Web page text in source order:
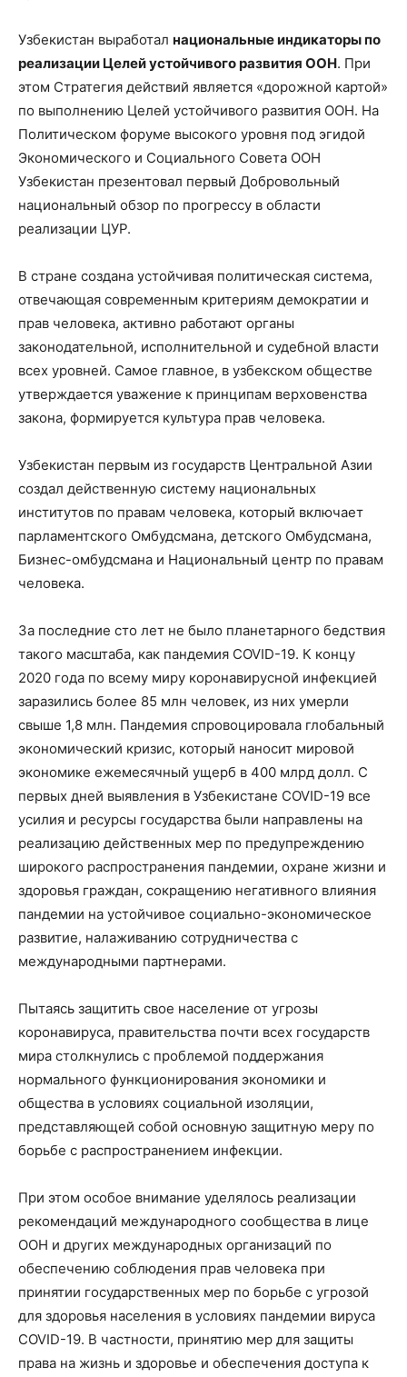
Узбекистан выработал национальные индикаторы по
реализации Целей устойчивого развития ООН. При
этом Стратегия действий является «дорожной картой»
по выполнению Целей устойчивого развития ООН. На
Политическом форуме высокого уровня под эгидой
Экономического и Социального Совета ООН
Узбекистан презентовал первый Добровольный
национальный обзор по прогрессу в области
реализации ЦУР.
В стране создана устойчивая политическая система,
отвечающая современным критериям демократии и
прав человека, активно работают органы
законодательной, исполнительной и судебной власти
всех уровней. Самое главное, в узбекском обществе
утверждается уважение к принципам верховенства
закона, формируется культура прав человека.
Узбекистан первым из государств Центральной Азии
создал действенную систему национальных
институтов по правам человека, который включает
парламентского Омбудсмана, детского Омбудсмана,
Бизнес-омбудсмана и Национальный центр по правам
человека.
За последние сто лет не было планетарного бедствия
такого масштаба, как пандемия COVID-19. К концу
2020 года по всему миру коронавирусной инфекцией
заразились более 85 млн человек, из них умерли
свыше 1,8 млн. Пандемия спровоцировала глобальный
экономический кризис, который наносит мировой
экономике ежемесячный ущерб в 400 млрд долл. С
первых дней выявления в Узбекистане COVID-19 все
усилия и ресурсы государства были направлены на
реализацию действенных мер по предупреждению
широкого распространения пандемии, охране жизни и
здоровья граждан, сокращению негативного влияния
пандемии на устойчивое социально-экономическое
развитие, налаживанию сотрудничества с
международными партнерами.
Пытаясь защитить свое население от угрозы
коронавируса, правительства почти всех государств
мира столкнулись с проблемой поддержания
нормального функционирования экономики и
общества в условиях социальной изоляции,
представляющей собой основную защитную меру по
борьбе с распространением инфекции.
При этом особое внимание уделялось реализации
рекомендаций международного сообщества в лице
ООН и других международных организаций по
обеспечению соблюдения прав человека при
принятии государственных мер по борьбе с угрозой
для здоровья населения в условиях пандемии вируса
COVID-19. В частности, принятию мер для защиты
права на жизнь и здоровье и обеспечения доступа к